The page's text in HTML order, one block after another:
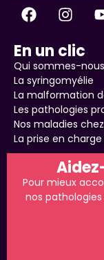
En un clic
Qui sommes-
La syringomyélie
La malformation
Les pathologies
Nos maladies
La prise en
Pour mieux
nos